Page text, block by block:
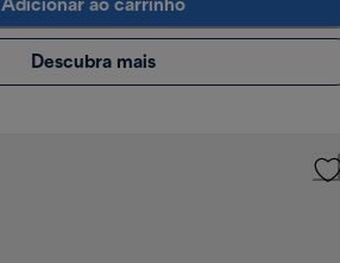
Adicionar ao carrinho
Descubra mais